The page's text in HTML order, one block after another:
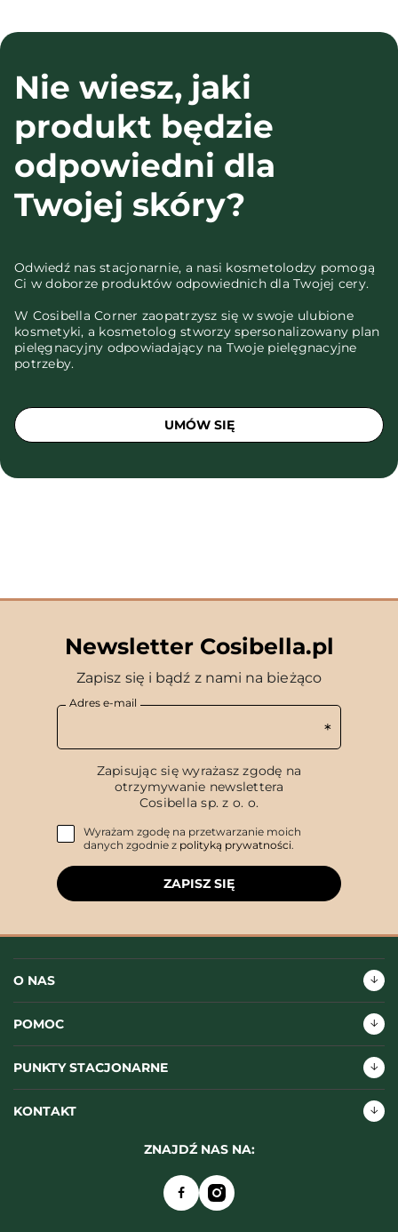
Nie wiesz, jaki
produkt będzie
odpowiedni dla
Twojej skóry?
Odwiedź nas stacjonarnie, a nasi kosmetolodzy pomogą
Ci w doborze produktów odpowiednich dla Twojej cery.
W Cosibella Corner zaopatrzysz się w swoje ulubione
kosmetyki, a kosmetolog stworzy spersonalizowany plan
pielęgnacyjny odpowiadający na Twoje pielęgnacyjne
potrzeby.
UMÓW SIĘ
Newsletter Cosibella.pl
Zapisz się i bądź z nami na bieżąco
Adres e-mail
Zapisując się wyrażasz zgodę na
otrzymywanie newslettera
Cosibella sp. z o. o.
Wyrażam zgodę na przetwarzanie moich
danych zgodnie z polityką prywatności.
ZAPISZ SIĘ
O NAS
POMOC
PUNKTY STACJONARNE
KONTAKT
ZNAJDŹ NAS NA: